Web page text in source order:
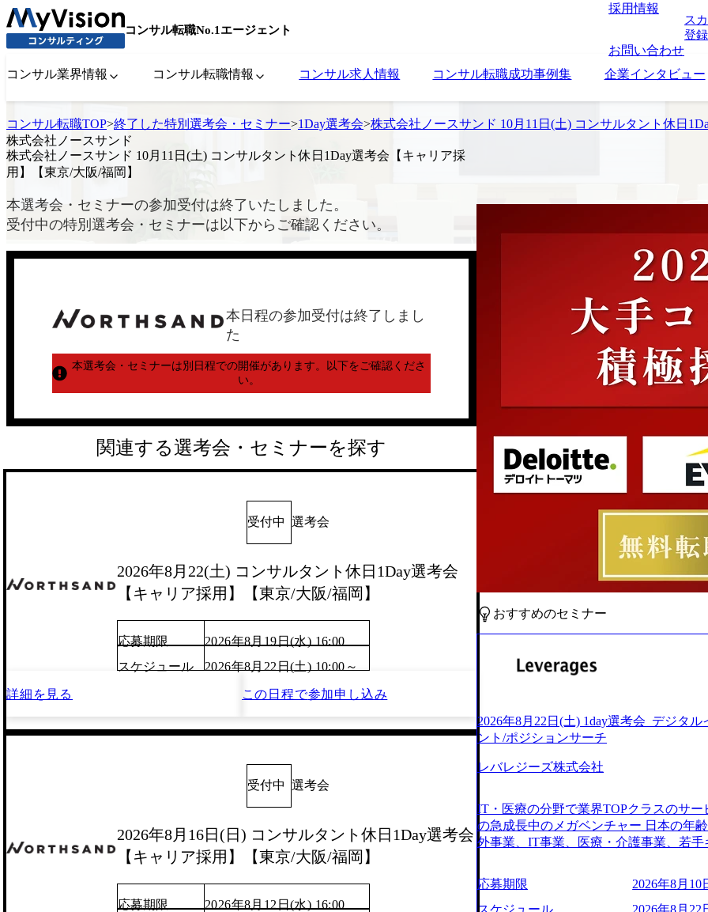
コンサル転職No.1エージェント
採用情報
お問い合わせ
ス
登
コンサル業界情報 コンサル転職情報 コンサル求人情報 コンサル転職成功事例集 企業インタビュー
コンサル転職TOP>終了した特別選考会・セミナー>1Day選考会>株式会社ノースサンド 10月11日(土) コンサルタント休日
株式会社ノースサンド
株式会社ノースサンド 10月11日(土) コンサルタント休日1Day選考会【キャリア採
用】【東京/大阪/福岡】
本選考会・セミナーの参加受付は終了いたしました。
受付中の特別選考会・セミナーは以下からご確認ください。
本日程の参加受付は終了しまし
た
本選考会・セミナーは別日程での開催があります。
以下をご確認くださ
い。
関連する選考会・セミナーを探す
受付中 選考会
2026年8月22(土) コンサルタント休日1Day選考会
【キャリア採用】【東京/大阪/福岡】
応募期限
2026年8月19日(水) 16:00
スケジュール
2026年8月22日(土) 10:00～
詳細を見る この日程で参加申し込み
受付中 選考会
2026年8月16日(日) コンサルタント休日1Day選考会
【キャリア採用】【東京/大阪/福岡】
応募期限
2026年8月12日(水) 16:00
おすすめのセミナー
2026年8月22日(土) 1day選考会_デジタ
ント/ポジションサーチ
レバレジーズ株式会社
IT・医療の分野で業界TOPクラスのサ
の急成長中のメガベンチャー 日本の年
外事業、IT事業、医療・介護事業、若
どの人員調達できる 独立資本経営をと
orage.googleapis.com/our-vision-
242d0de-3e54-4f03-b076-
応募期限
2026年8月10
スケジュール
2026年8月22